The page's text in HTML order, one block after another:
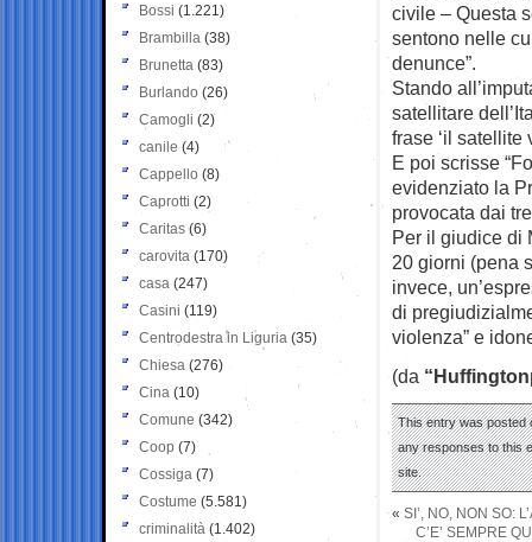
civile – Questa
sentono nelle
denunce”.
Stando
satellitare
frase ‘il
E poi scrisse
evidenziato la
provocata dai
Per il giudice di
20 giorni (pena
invece,
di
violenza” e
(da
This entry was posted
any responses to this
site.
« SI’, NO, NON SO:
C’E’ SEMPRE
Bossi (1.221)
Brambilla (38)
Brunetta (83)
Burlando (26)
Camogli (2)
canile (4)
Cappello (8)
Caprotti (2)
Caritas (6)
carovita (170)
casa (247)
Casini (119)
Centrodestra in Liguria (35)
Chiesa (276)
Cina (10)
Comune (342)
Coop (7)
Cossiga (7)
Costume (5.581)
criminalità (1.402)